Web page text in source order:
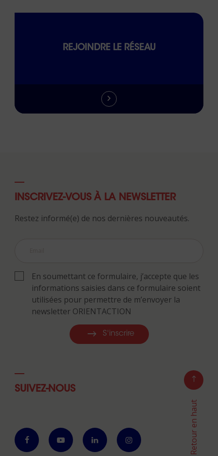
REJOINDRE LE RÉSEAU
INSCRIVEZ-VOUS À LA NEWSLETTER
Restez informé(e) de nos dernières nouveautés.
En soumettant ce formulaire, j’accepte que les
informations saisies dans ce formulaire soient
utilisées pour permettre de m’envoyer la
newsletter ORIENTACTION
S'inscrire
SUIVEZ-NOUS
Retour en haut